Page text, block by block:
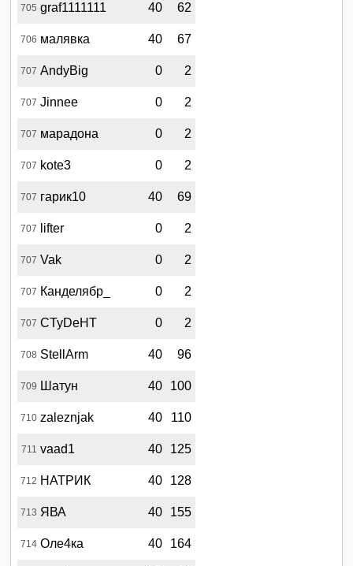
705 graf1111111 40 62
706 малявка 40 67
707 AndyBig 0 2
707 Jinnee 0 2
707 марадона 0 2
707 kote3 0 2
707 гарик10 40 69
707 lifter 0 2
707 Vak 0 2
707 Канделябр_ 0 2
707 CTyDeHT 0 2
708 StellArm 40 96
709 Шатун 40 100
710 zaleznjak 40 110
711 vaad1 40 125
712 НАТРИК 40 128
713 ЯВА 40 155
714 Оле4ка 40 164